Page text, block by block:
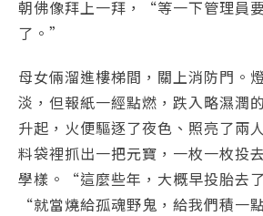
朝佛像拜上一拜，“等一下管理員
了。”
母女倆溜進樓梯間，關上消防門。
淡，但報紙一經點燃，跌入略濕潤
升起，火便驅逐了夜色、照亮了兩
料袋裡抓出一把元寶，一枚一枚投
學樣。“這麼些年，大概早投胎去
“就當燒給孤魂野鬼，給我們積